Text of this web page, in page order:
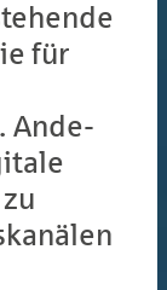
für
Ande­